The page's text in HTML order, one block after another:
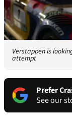
Verstappen is
attempt
Prefer
See our